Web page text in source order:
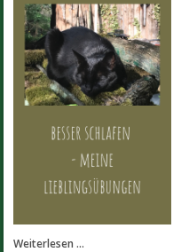
Weiterlesen ...